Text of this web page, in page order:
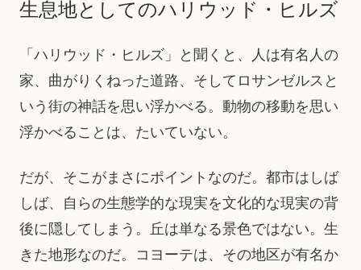
生息地としてのハリウッド・ヒルズ
「ハリウッド・ヒルズ」と聞くと、人は有名人の
家、曲がりくねった道路、そしてロサンゼルスと
いう街の神話を思い浮かべる。動物の移動を思い
浮かべることは、たいていない。
だが、そこがまさにポイントなのだ。都市はしば
しば、自らの生態学的な現実を文化的な現実の背
後に隠してしまう。丘は単なる景色ではない。生
きた地形なのだ。コヨーテは、その地区が有名か